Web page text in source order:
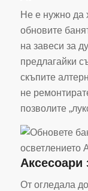
Не е нужно да
обновите
на завеси за
предлагайки
скъпите
не
позволите
Аксесоари
От огледала